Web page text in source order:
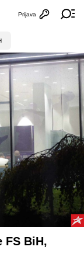
Otvori
Prijava
FS BiH,